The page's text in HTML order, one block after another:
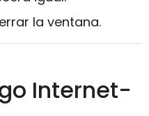
la ventana.
Internet-